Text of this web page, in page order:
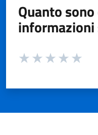
Quanto
informazioni
Valuta da 1 a 5 stelle la